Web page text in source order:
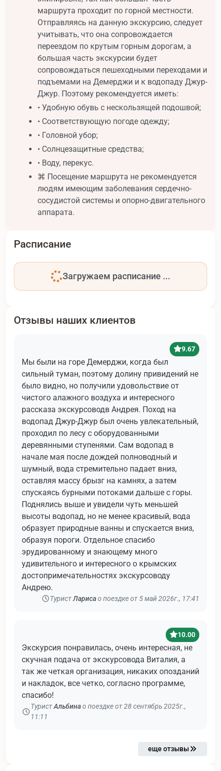
маршрута проходит по горной местности.
Отправляясь на данную экскурсию, следует
учитывать, что она сопровождается
переездом по крутым горным дорогам, а
большая часть экскурсии будет
сопровождаться пешеходными переходами и
подъемами на Демерджи и к водопаду Джур-
Джур. Поэтому рекомендуется иметь:
• Удобную обувь с нескользящей подошвой;
• Соответствующую погоде одежду;
• Головной убор;
• Солнцезащитные средства;
• Воду, перекус.
⌘ Посещение маршрута не рекомендуется
людям имеющим заболевания сердечно-
сосудистой системы и опорно-двигательного
аппарата.
Расписание
Загружаем расписание ...
Отзывы наших клиентов
9.67
Мы были на горе Демерджи, когда был
сильный туман, поэтому долину привидений не
было видно, но получили удовольствие от
чистого алажного воздуха и интересного
рассказа экскурсоводв Андрея. Поход на
водопад Джур-Джур был очень увлекательный,
проходил по лесу с оборудованными
деревянными ступенями. Сам водопад в
начале мая после дождей полноводный и
шумный, вода стремительно падает вниз,
оставляя массу брызг на камнях, а затем
спускаясь бурными потоками дальше с горы.
Поднялись выше и увидели чуть меньшей
высоты водопад, но не менее красивый, вода
образует природные ванны и спускается вниз,
образуя пороги. Отдельное спасибо
эрудированному и знающему много
удивительного и интересного о крымских
достопримечательностях экскурсоводу
Андрею.
ТуристЛарисао поездке от 5 май 2026г., 17:41
10.00
Экскурсия понравилась, очень интересная, не
скучная подача от экскурсовода Виталия, а
так же четкая организация, никаких опозданий
и накладок, все четко, согласно программе,
спасибо!
ТуристАльбинао поездке от 28 сентябрь 2025г.,
11:11
еще отзывы